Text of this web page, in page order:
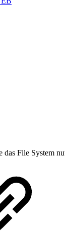
File System